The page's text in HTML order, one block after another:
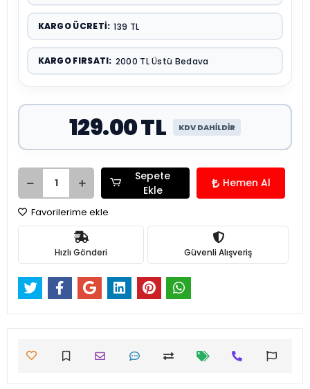
KARGO ÜCRETI: 139 TL
KARGO FIRSATI: 2000 TL Üstü Bedava
129.00 TL KDV DAHİLDİR
Sepete
Ekle
Hemen Al
Favorilerime ekle
Hızlı Gönderi Güvenli Alışveriş